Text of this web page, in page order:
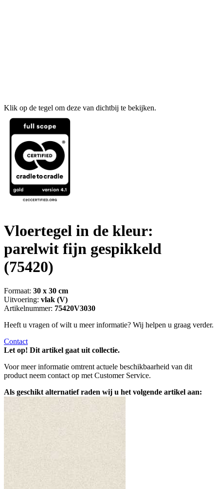
Klik op de tegel om deze van dichtbij te bekijken.
Vloertegel in de kleur:
parelwit fijn gespikkeld
(75420)
Formaat: 30 x 30 cm
Uitvoering: vlak (V)
Artikelnummer: 75420V3030
Heeft u vragen of wilt u meer informatie? Wij helpen u graag verder.
Contact
Let op! Dit artikel gaat uit collectie.
Voor meer informatie omtrent actuele beschikbaarheid van dit
product neem contact op met Customer Service.
Als geschikt alternatief raden wij u het volgende artikel aan: